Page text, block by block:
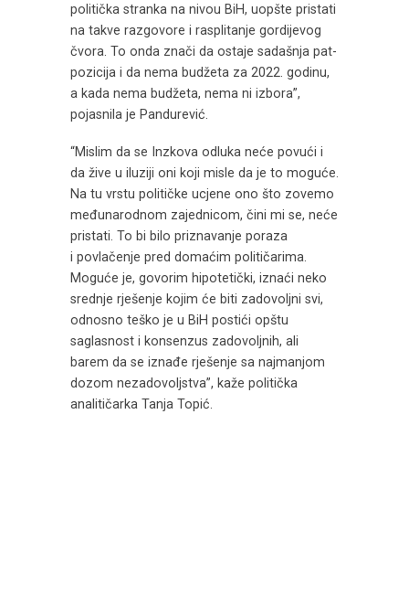
politička stranka na nivou BiH, uopšte pristati
na takve razgovore i rasplitanje gordijevog
čvora. To onda znači da ostaje sadašnja pat-
pozicija i da nema budžeta za 2022. godinu,
a kada nema budžeta, nema ni izbora”,
pojasnila je Pandurević.
“Mislim da se Inzkova odluka neće povući i
da žive u iluziji oni koji misle da je to moguće.
Na tu vrstu političke ucjene ono što zovemo
međunarodnom zajednicom, čini mi se, neće
pristati. To bi bilo priznavanje poraza
i povlačenje pred domaćim političarima.
Moguće je, govorim hipotetički, iznaći neko
srednje rješenje kojim će biti zadovoljni svi,
odnosno teško je u BiH postići opštu
saglasnost i konsenzus zadovoljnih, ali
barem da se iznađe rješenje sa najmanjom
dozom nezadovoljstva”, kaže politička
analitičarka Tanja Topić.